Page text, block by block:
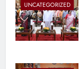
UNCATEGORIZED